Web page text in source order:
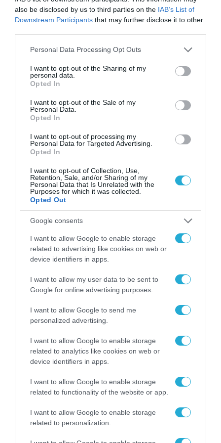
also be disclosed by us to third parties on the IAB’s List of
Downstream Participants that may further disclose it to other
Please note that this website/app uses one or more Google
not limited to your visit or usage behaviour. You may click to
grant or deny consent to Google and its third-party tags to
use your data for below specified purposes in below Google
consent section.
Personal Data Processing Opt Outs
I want to opt-out of the Sharing of my
personal data.
Opted In
I want to opt-out of the Sale of my
Personal Data.
Opted In
I want to opt-out of processing my
Personal Data for Targeted Advertising.
Opted In
I want to opt-out of Collection, Use,
Retention, Sale, and/or Sharing of my
Personal Data that Is Unrelated with the
Purposes for which it was collected.
Opted Out
Google consents
I want to allow Google to enable storage
related to advertising like cookies on web or
device identifiers in apps.
I want to allow my user data to be sent to
Google for online advertising purposes.
I want to allow Google to send me
personalized advertising.
I want to allow Google to enable storage
related to analytics like cookies on web or
device identifiers in apps.
I want to allow Google to enable storage
related to functionality of the website or app.
I want to allow Google to enable storage
related to personalization.
χώρο της άμυνας
31.07.2026
Η πιο ταξιδιάρικη
βαλίτσα του φετινού
καλοκαιριού έχει την
υπογραφή της Xiaomi
ΟΛΗ Η ΡΟΗ ΕΙΔΗΣΕΩΝ
ARTIFICIAL INTELLIGENCE (AI)
Σ. Καλαφάτης: «Η Τεχνητή Νοημοσύνη δεν
είναι απλώς μια νέα τεχνολογία, είναι μια